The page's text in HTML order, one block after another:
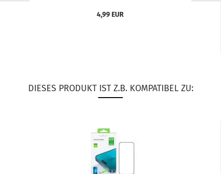
4,99 EUR
DIESES PRODUKT IST Z.B. KOMPATIBEL ZU: